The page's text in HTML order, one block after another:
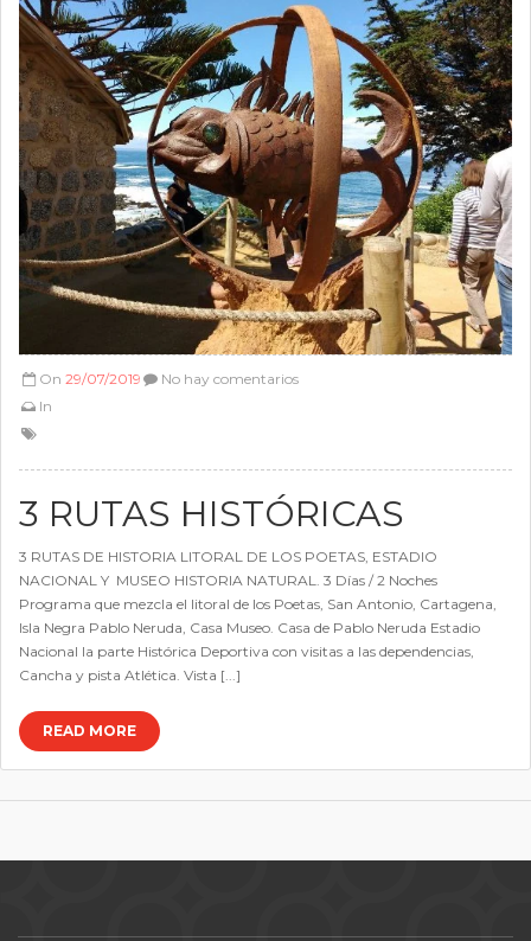
On 29/07/2019
In
No hay comentarios
3 RUTAS HISTÓRICAS
3 RUTAS DE HISTORIA LITORAL DE LOS POETAS, ESTADIO
NACIONAL Y MUSEO HISTORIA NATURAL. 3 Días / 2 Noches
Programa que mezcla el litoral de los Poetas, San Antonio, Cartagena,
Isla Negra Pablo Neruda, Casa Museo. Casa de Pablo Neruda Estadio
Nacional la parte Histórica Deportiva con visitas a las dependencias,
Cancha y pista Atlética. Vista [...]
READ MORE